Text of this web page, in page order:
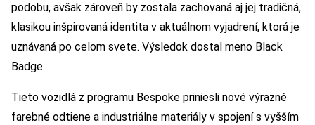
podobu, avšak zároveň by zostala zachovaná aj jej tradičná,
klasikou inšpirovaná identita v aktuálnom vyjadrení, ktorá je
uznávaná po celom svete. Výsledok dostal meno Black
Badge.
Tieto vozidlá z programu Bespoke priniesli nové výrazné
farebné odtiene a industriálne materiály v spojení s vyšším